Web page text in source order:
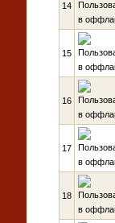
14
15
16
17
18